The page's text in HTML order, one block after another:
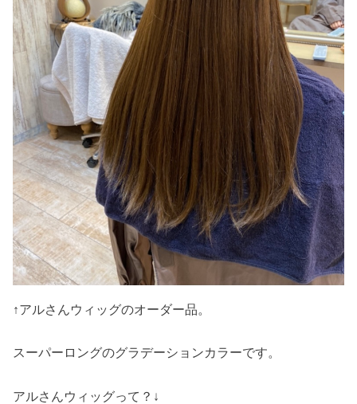
↑アルさんウィッグのオーダー品。
スーパーロングのグラデーションカラーです。
アルさんウィッグって？↓